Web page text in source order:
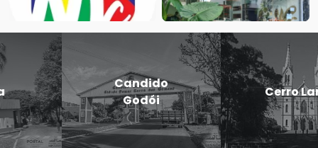
Candido
Godói
Cerro Largo